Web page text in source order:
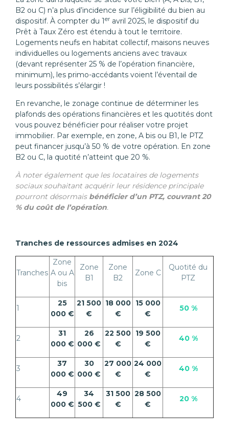
B2 ou C) n’a plus d’incidence sur l’éligibilité du bien au
dispositif. À compter du 1er avril 2025, le dispositif du
Prêt à Taux Zéro est étendu à tout le territoire.
Logements neufs en habitat collectif, maisons neuves
individuelles ou logements anciens avec travaux
(devant représenter 25 % de l’opération financière,
minimum), les primo-accédants voient l’éventail de
leurs possibilités s’élargir !
En revanche, le zonage continue de déterminer les
plafonds des opérations financières et les quotités dont
vous pouvez bénéficier pour réaliser votre projet
immobilier. Par exemple, en zone, A bis ou B1, le PTZ
peut financer jusqu’à 50 % de votre opération. En zone
B2 ou C, la quotité n’atteint que 20 %.
À noter également que les locataires de logements
sociaux souhaitant acquérir leur résidence principale
pourront désormais bénéficier d’un PTZ, couvrant 20
% du coût de l’opération.
Tranches de ressources admises en 2024
Tranches
Zone
A ou A
bis
Zone
B1
Zone
B2
Zone C
Quotité du
PTZ
1
25
000 €
21 500
€
18 000
€
15 000
€
50 %
2
31
000 €
26
000 €
22 500
€
19 500
€
40 %
3
37
000 €
30
000 €
27 000
€
24 000
€
40 %
4
49
000 €
34
500 €
31 500
€
28 500
€
20 %